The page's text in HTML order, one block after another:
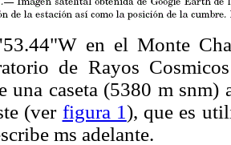
en el Monte
de Rayos
una caseta (5380 m
(ver figura 1), que es
ms adelante.